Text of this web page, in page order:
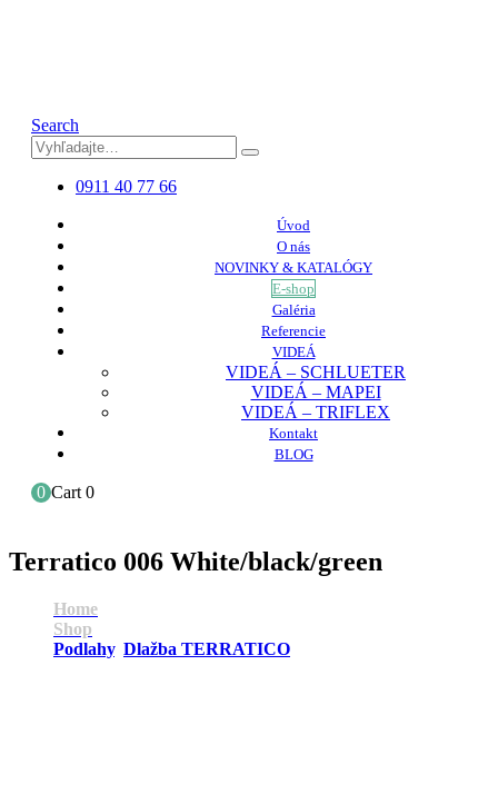
Search
0911 40 77 66
Úvod
O nás
NOVINKY & KATALÓGY
E-shop
Galéria
Referencie
VIDEÁ
VIDEÁ – SCHLUETER
VIDEÁ – MAPEI
VIDEÁ – TRIFLEX
Kontakt
BLOG
0 Cart 0
Terratico 006 White/black/green
Home
Shop
Podlahy, Dlažba TERRATICO